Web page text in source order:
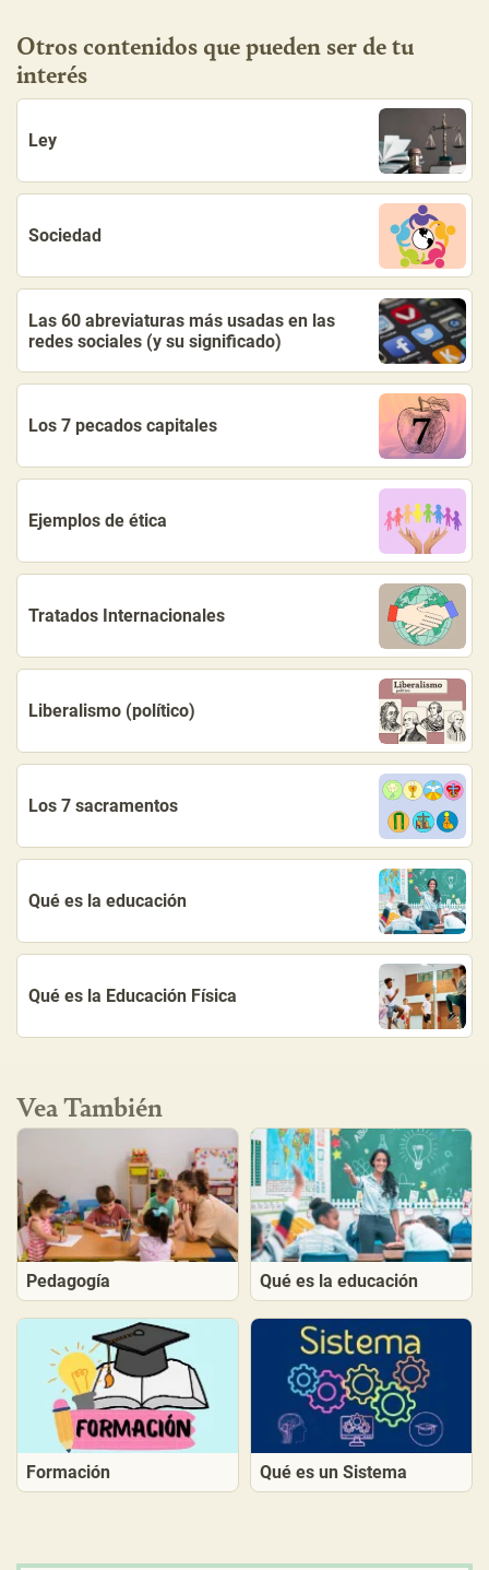
Otros contenidos que pueden ser de tu
interés
Ley
Sociedad
Las 60 abreviaturas más usadas en las
redes sociales (y su significado)
Los 7 pecados capitales
Ejemplos de ética
Tratados Internacionales
Liberalismo (político)
Los 7 sacramentos
Qué es la educación
Qué es la Educación Física
Vea También
Pedagogía Qué es la educación
Formación Qué es un Sistema